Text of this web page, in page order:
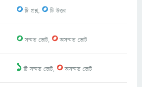
0টি প্রশ্ন, 0টি উত্তর
0সম্মত ভোট, 0অসম্মত ভোট
1টি সম্মত ভোট, 0অসম্মত ভোট